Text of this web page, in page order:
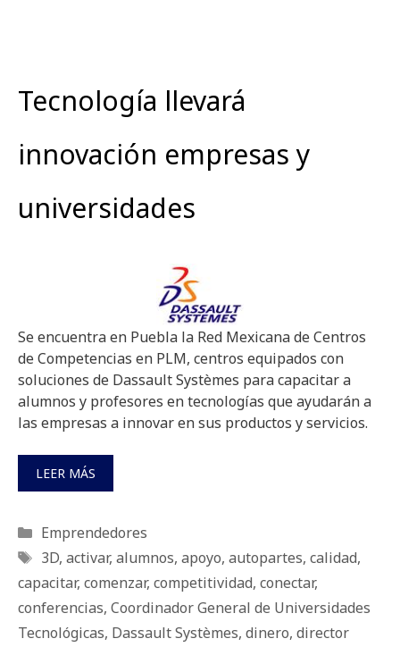
Tecnología llevará
innovación empresas y
universidades
Se encuentra en Puebla la Red Mexicana de Centros
de Competencias en PLM, centros equipados con
soluciones de Dassault Systèmes para capacitar a
alumnos y profesores en tecnologías que ayudarán a
las empresas a innovar en sus productos y servicios.
LEER MÁS
Categorías
Emprendedores
Etiquetas
3D, activar, alumnos, apoyo, autopartes, calidad,
capacitar, comenzar, competitividad, conectar,
conferencias, Coordinador General de Universidades
Tecnológicas, Dassault Systèmes, dinero, director